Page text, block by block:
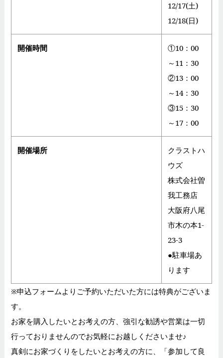
12/17(土)
12/18(日)
開催時間
①10：00
～11：30
②13：00
～14：30
③15：30
～17：00
開催場所
クラストハ
ウズ
株式会社曽
我工務店
大阪府八尾
市木の本1-
23-3
●駐車場あ
ります
※申込フォームよりご予約いただいた方には特典がございま
す。
お家を購入したいとお考えの方、強引な勧誘や営業は一切
行っておりませんのでお気軽にお越しくださいませ♪
真剣にお家づくりをしたいとお考えの方に、「参加して良